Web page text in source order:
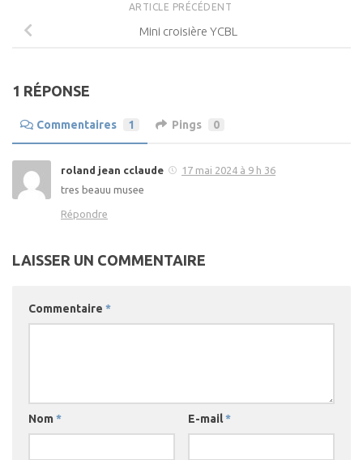
ARTICLE PRÉCÉDENT
Mini croisière YCBL
1 RÉPONSE
Commentaires 1 Pings 0
roland jean cclaude
17 mai 2024 à 9 h 36
tres beauu musee
Répondre
LAISSER UN COMMENTAIRE
Commentaire *
Nom * E-mail*